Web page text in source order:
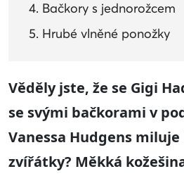
Bačkory s jednorožcem
Hrubé vlněné ponožky
Věděly jste, že se Gigi
se svými bačkorami v
Vanessa Hudgens miluje
zvířátky? Měkká